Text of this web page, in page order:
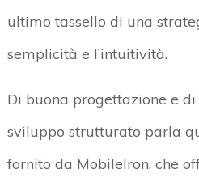
ultimo tassello di una
semplicità e l’intuitività.
Di buona progettazione e
sviluppo strutturato parla
fornito da MobileIron, che